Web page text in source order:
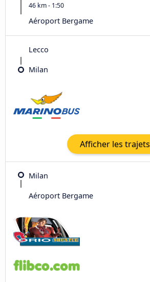
46 km - 1:50
Aéroport Bergame
Lecco
Milan
Afficher les trajets
Milan
Aéroport Bergame